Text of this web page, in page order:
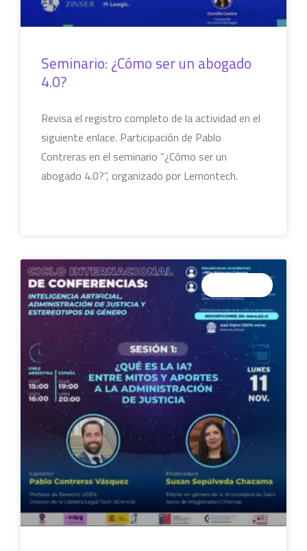
Seminario: ¿Cómo ser un abogado
4.0?
Revisa el registro completo de la actividad en el
siguiente enlace. Participación de Pablo
Contreras en el seminario “¿Cómo ser un
abogado 4.0?”, organizado por Lemontech.